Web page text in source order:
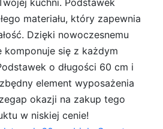
kuchni. Podstawek
materiału, który zapewnia
Dzięki nowoczesnemu
komponuje się z każdym
o długości 60 cm i
element wyposażenia
okazji na zakup tego
w niskiej cenie!